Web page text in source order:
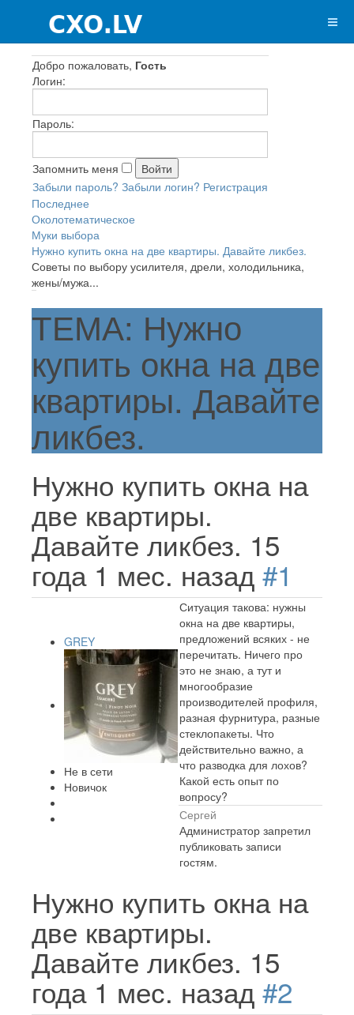
Добро пожаловать, Гость
Логин:
Пароль:
Запомнить меня
Забыли пароль? Забыли логин? Регистрация
Последнее
Околотематическое
Муки выбора
Нужно купить окна на две квартиры. Давайте ликбез.
Советы по выбору усилителя, дрели, холодильника,
жены/мужа...
ТЕМА: Нужно
купить окна на две
квартиры. Давайте
ликбез.
Нужно купить окна на
две квартиры.
Давайте ликбез. 15
года 1 мес. назад #1
GREY
Не в сети
Новичок
Ситуация такова: нужны
окна на две квартиры,
предложений всяких - не
перечитать. Ничего про
это не знаю, а тут и
многообразие
производителей профиля,
разная фурнитура, разные
стеклопакеты. Что
действительно важно, а
что разводка для лохов?
Какой есть опыт по
вопросу?
Сергей
Администратор запретил
публиковать записи
гостям.
Нужно купить окна на
две квартиры.
Давайте ликбез. 15
года 1 мес. назад #2